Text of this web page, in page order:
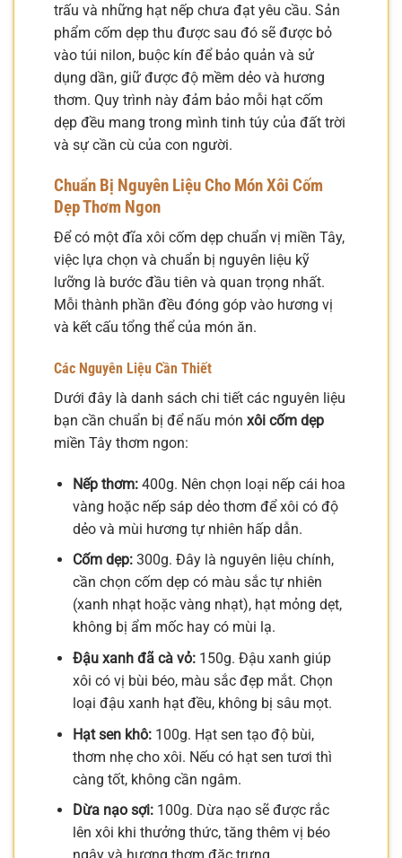
trấu và những hạt nếp chưa đạt yêu cầu. Sản
phẩm cốm dẹp thu được sau đó sẽ được bỏ
vào túi nilon, buộc kín để bảo quản và sử
dụng dần, giữ được độ mềm dẻo và hương
thơm. Quy trình này đảm bảo mỗi hạt cốm
dẹp đều mang trong mình tinh túy của đất trời
và sự cần cù của con người.
Chuẩn Bị Nguyên Liệu Cho Món Xôi Cốm
Dẹp Thơm Ngon
Để có một đĩa xôi cốm dẹp chuẩn vị miền Tây,
việc lựa chọn và chuẩn bị nguyên liệu kỹ
lưỡng là bước đầu tiên và quan trọng nhất.
Mỗi thành phần đều đóng góp vào hương vị
và kết cấu tổng thể của món ăn.
Các Nguyên Liệu Cần Thiết
Dưới đây là danh sách chi tiết các nguyên liệu
bạn cần chuẩn bị để nấu món xôi cốm dẹp
miền Tây thơm ngon:
Nếp thơm:400g. Nên chọn loại nếp cái hoa
vàng hoặc nếp sáp dẻo thơm để xôi có độ
dẻo và mùi hương tự nhiên hấp dẫn.
Cốm dẹp:300g. Đây là nguyên liệu chính,
cần chọn cốm dẹp có màu sắc tự nhiên
(xanh nhạt hoặc vàng nhạt), hạt mỏng dẹt,
không bị ẩm mốc hay có mùi lạ.
Đậu xanh đã cà vỏ:150g. Đậu xanh giúp
xôi có vị bùi béo, màu sắc đẹp mắt. Chọn
loại đậu xanh hạt đều, không bị sâu mọt.
Hạt sen khô:100g. Hạt sen tạo độ bùi,
thơm nhẹ cho xôi. Nếu có hạt sen tươi thì
càng tốt, không cần ngâm.
Dừa nạo sợi:100g. Dừa nạo sẽ được rắc
lên xôi khi thưởng thức, tăng thêm vị béo